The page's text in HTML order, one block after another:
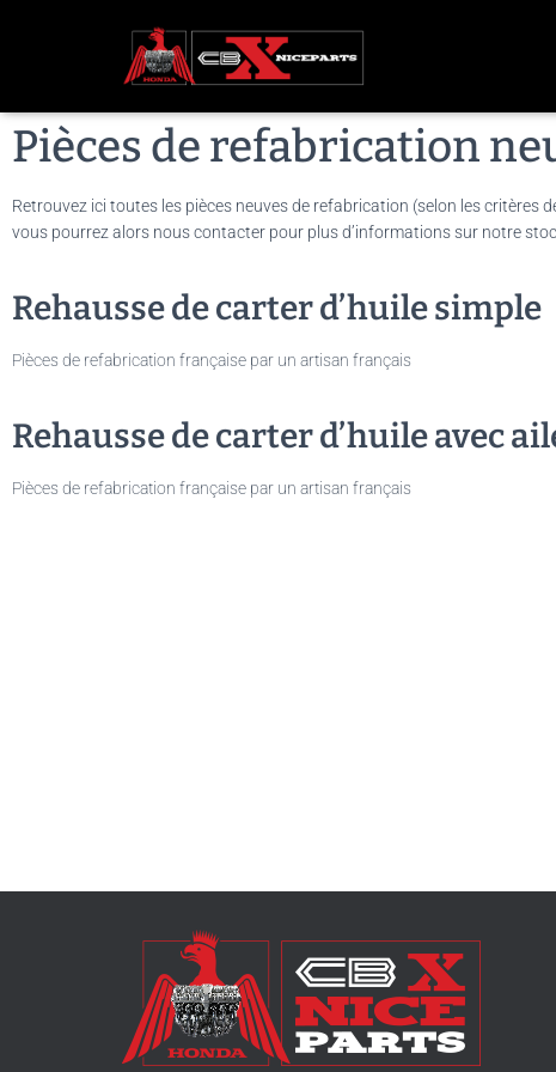
Pièces de refabrication
Retrouvez ici toutes les pièces neuves de refabrication (selon les critères
vous pourrez alors nous contacter pour plus d’informations sur notre
Rehausse de carter d’huile simple
Pièces de refabrication française par un artisan français
Rehausse de carter d’huile avec
Pièces de refabrication française par un artisan français